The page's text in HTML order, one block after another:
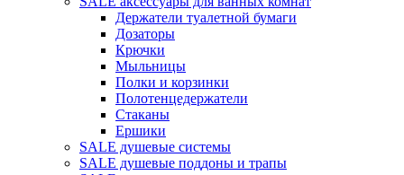
Держатели туалетной бумаги
Дозаторы
Крючки
Мыльницы
Полки и корзинки
Полотенцедержатели
Стаканы
Ершики
SALE душевые системы
SALE душевые поддоны и трапы